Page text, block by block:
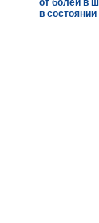
от болей в
в состоянии